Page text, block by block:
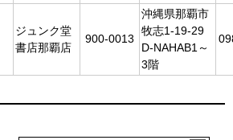
ジュンク堂
書店那覇店
900-0013
沖縄県那覇市
牧志1-19-29
D-NAHAB1～
3階